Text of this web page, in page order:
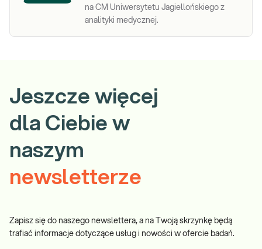
na CM Uniwersytetu Jagiellońskiego z
analityki medycznej.
Jeszcze więcej
dla Ciebie w
naszym
newsletterze
Zapisz się do naszego newslettera, a na Twoją skrzynkę będą
trafiać informacje dotyczące usług i nowości w ofercie badań.